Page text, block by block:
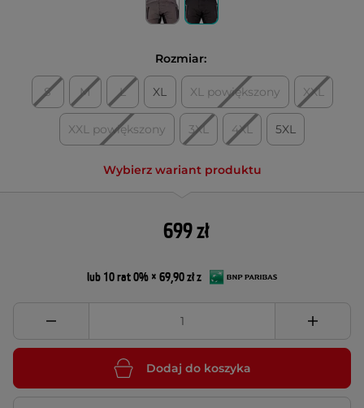
Rozmiar:
S M L XL XL powiększony XXL
XXL powiększony 3XL 4XL 5XL
Wybierz wariant produktu
699 zł
lub 10 rat 0% × 69,90 zł z
Dodaj do koszyka